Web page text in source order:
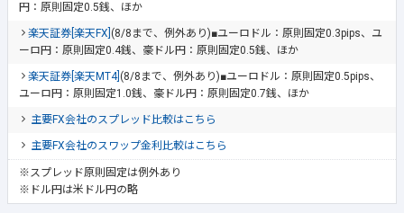
円：原則固定0.5銭、ほか
楽天証券[楽天FX] (8/8まで、例外あり)■ユーロドル：原則固定0.3pips、ユ
ーロ円：原則固定0.4銭、豪ドル円：原則固定0.5銭、ほか
楽天証券[楽天MT4] (8/8まで、例外あり)■ユーロドル：原則固定0.5pips、
ユーロ円：原則固定1.0銭、豪ドル円：原則固定0.7銭、ほか
主要FX会社のスプレッド比較はこちら
主要FX会社のスワップ金利比較はこちら
※スプレッド原則固定は例外あり
※ドル円は米ドル円の略